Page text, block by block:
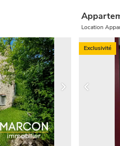
Location
Exclusivité